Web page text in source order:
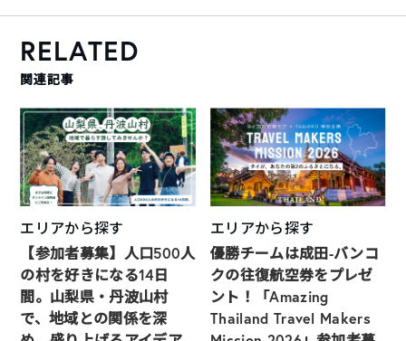
RELATED
関連記事
エリアから探す
【参加者募集】人口500人
の村を好きになる14日
間。山梨県・丹波山村
で、地域との関係を深
エリアから探す
優勝チームは成田-バンコ
クの往復航空券をプレゼ
ント！「Amazing
Thailand Travel Makers